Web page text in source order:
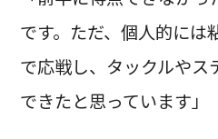
です。ただ、個人的には
で応戦し、タックルやス
できたと思っています」